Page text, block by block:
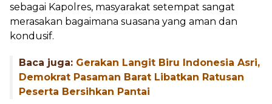
sebagai Kapolres, masyarakat setempat sangat
merasakan bagaimana suasana yang aman dan
kondusif.
Baca juga: Gerakan Langit Biru Indonesia Asri,
Demokrat Pasaman Barat Libatkan Ratusan
Peserta Bersihkan Pantai